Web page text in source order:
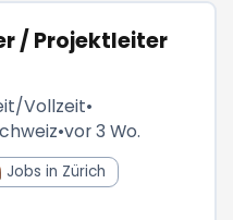
/ Projektleiter
Vollzeit•
•vor 3 Wo.
Jobs in Zürich